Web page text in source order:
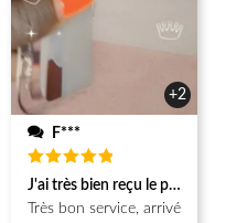
+2
F***
Note5
sur 5
J'ai très bien reçu le produit.
Très bon service, arrivé